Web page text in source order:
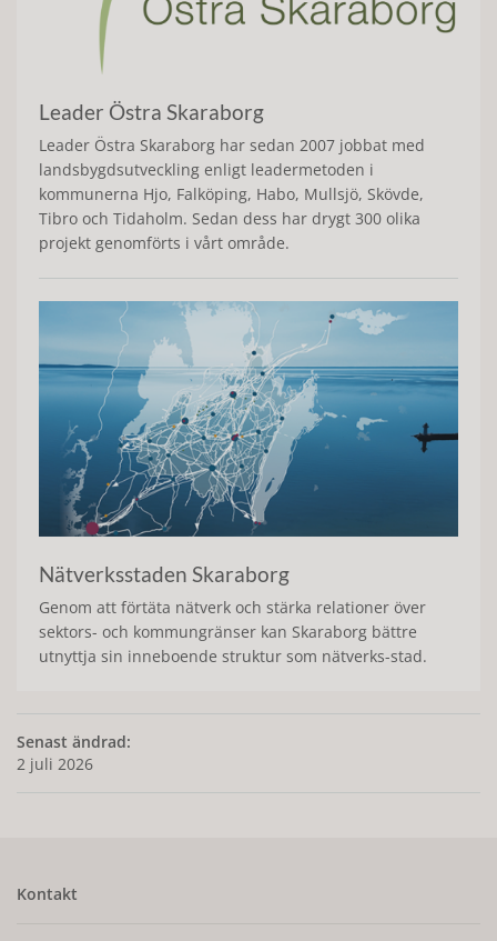
Leader Östra Skaraborg
Leader Östra Skaraborg har sedan 2007 jobbat med
landsbygdsutveckling enligt leadermetoden i
kommunerna Hjo, Falköping, Habo, Mullsjö, Skövde,
Tibro och Tidaholm. Sedan dess har drygt 300 olika
projekt genomförts i vårt område.
Nätverksstaden Skaraborg
Genom att förtäta nätverk och stärka relationer över
sektors- och kommungränser kan Skaraborg bättre
utnyttja sin inneboende struktur som nätverks-stad.
Senast ändrad:
2 juli 2026
Kontakt